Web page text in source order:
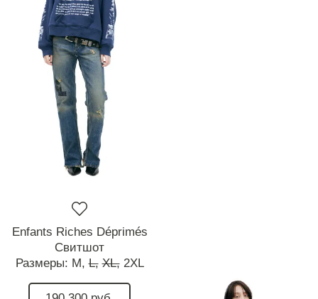
Enfants Riches Déprimés
Свитшот
Размеры: M, L, XL, 2XL